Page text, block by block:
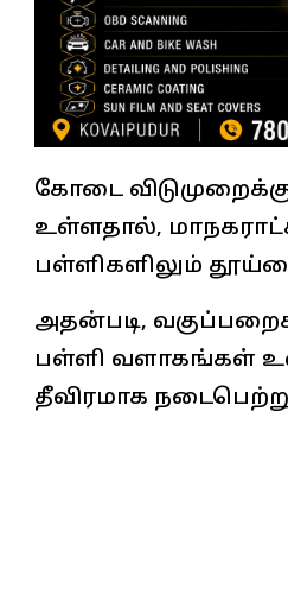
கோடை
உள்ளதால்,
பள்ளிகளிலும்
அதன்படி,
பள்ளி வளாகங்கள்
தீவிரமாக